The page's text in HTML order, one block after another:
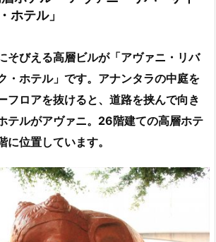
ホテル」
そびえる高層ビルが「アヴァニ・リバ
・ホテル」です。アナンタラの中庭を
フロアを抜けると、道路を挟んで向き
テルがアヴァニ。26階建ての高層ホテ
に位置しています。